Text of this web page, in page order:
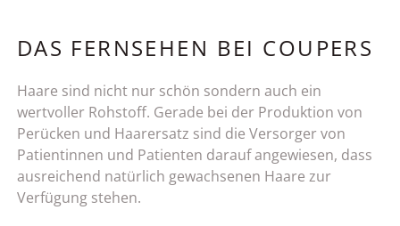
DAS FERNSEHEN BEI COUPERS
Haare sind nicht nur schön sondern auch ein
wertvoller Rohstoff. Gerade bei der Produktion von
Perücken und Haarersatz sind die Versorger von
Patientinnen und Patienten darauf angewiesen, dass
ausreichend natürlich gewachsenen Haare zur
Verfügung stehen.